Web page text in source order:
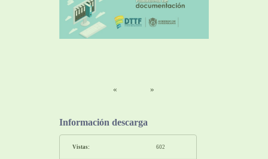
« »
Información descarga
Vistas: 602